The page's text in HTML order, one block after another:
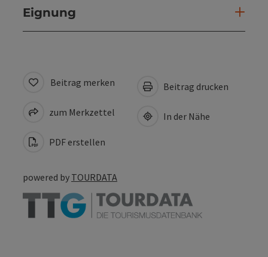
Eignung
Beitrag merken
zum Merkzettel
PDF erstellen
Beitrag drucken
In der Nähe
powered by TOURDATA